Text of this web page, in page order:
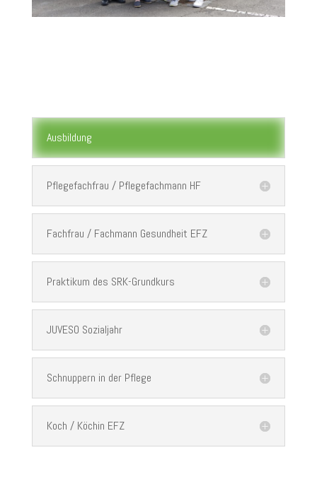
Ausbildung
Pflegefachfrau / Pflegefachmann HF
Fachfrau / Fachmann Gesundheit EFZ
Praktikum des SRK-Grundkurs
JUVESO Sozialjahr
Schnuppern in der Pflege
Koch / Köchin EFZ